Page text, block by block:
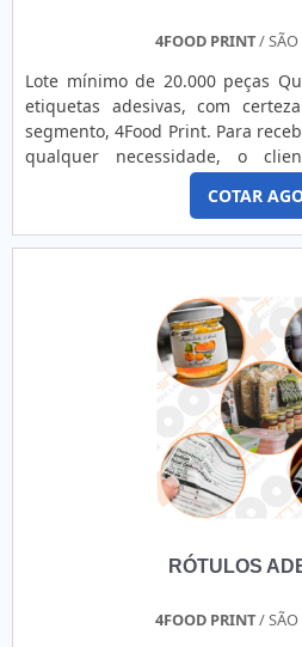
4FOOD PRINT/ SÃO
Lote mínimo de 20.000 peças
etiquetas adesivas, com
segmento, 4Food Print. Para
qualquer necessidade, o
organização que se destaque
venda e tenha ampla
temática é venda de etiquetas
de obra da 4Food Print o
COTAR
RÓTULOS
4FOOD PRINT/ SÃO